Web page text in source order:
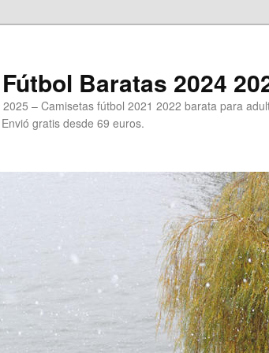
Baratas 2024
– Camisetas fútbol 2021 2022 barata para
gratis desde 69 euros.